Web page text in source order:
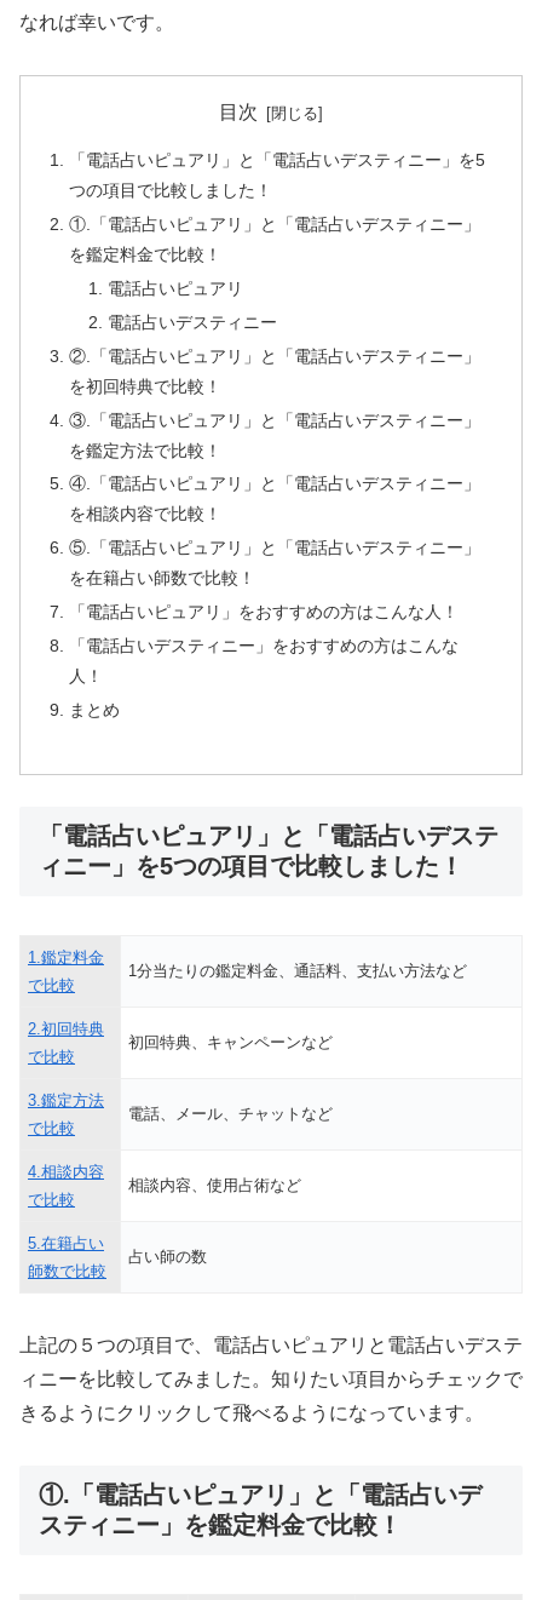
なれば幸いです。
目次
「電話占いピュアリ」と「電話占いデスティニー」を5
つの項目で比較しました！
①.「電話占いピュアリ」と「電話占いデスティニー」
を鑑定料金で比較！
電話占いピュアリ
電話占いデスティニー
②.「電話占いピュアリ」と「電話占いデスティニー」
を初回特典で比較！
③.「電話占いピュアリ」と「電話占いデスティニー」
を鑑定方法で比較！
④.「電話占いピュアリ」と「電話占いデスティニー」
を相談内容で比較！
⑤.「電話占いピュアリ」と「電話占いデスティニー」
を在籍占い師数で比較！
「電話占いピュアリ」をおすすめの方はこんな人！
「電話占いデスティニー」をおすすめの方はこんな
人！
まとめ
「電話占いピュアリ」と「電話占いデステ
ィニー」を5つの項目で比較しました！
1.鑑定料金
で比較
1分当たりの鑑定料金、通話料、支払い方法など
2.初回特典
で比較
初回特典、キャンペーンなど
3.鑑定方法
で比較
電話、メール、チャットなど
4.相談内容
で比較
相談内容、使用占術など
5.在籍占い
師数で比較
占い師の数
上記の５つの項目で、電話占いピュアリと電話占いデステ
ィニーを比較してみました。知りたい項目からチェックで
きるようにクリックして飛べるようになっています。
①.「電話占いピュアリ」と「電話占いデ
スティニー」を鑑定料金で比較！